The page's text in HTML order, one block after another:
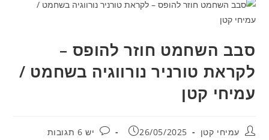
סבב השחמט חוזר להופס –
לקראת טורניר נורווגיה בשחמט /
עמיחי קטן
מחבר:עמיחי קטן פורסם:
26/05/2025 תגובות:
יש 6 תגובות